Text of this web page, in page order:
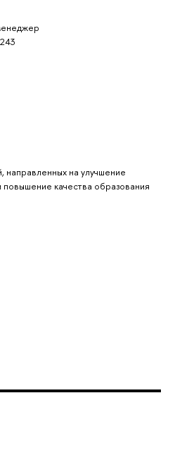
направленных на улучшение
повышение качества образования